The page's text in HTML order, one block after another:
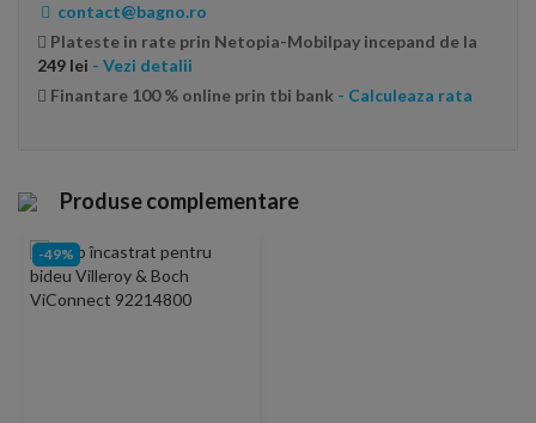
contact@bagno.ro
Plateste in rate prin Netopia-Mobilpay incepand de la
249 lei - Vezi detalii
Finantare 100 % online prin tbi bank - Calculeaza rata
Produse complementare
-49%